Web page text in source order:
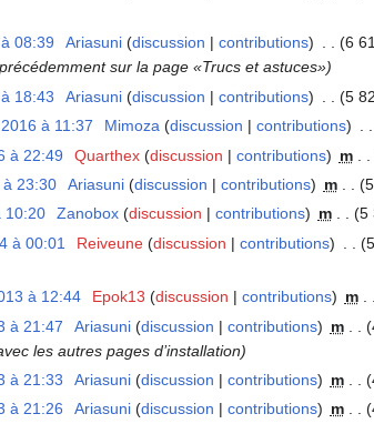
08:39 Ariasuni discussion contributions 6
sur la page «Trucs et astuces»
18:43 Ariasuni discussion contributions 5
à 11:37 Mimoza discussion contributions
à 22:49 Quarthex discussion contributions m
23:30 Ariasuni discussion contributions m
10:20 Zanobox discussion contributions m 5
à 00:01 Reiveune discussion contributions
à 12:44 Epok13 discussion contributions m
à 21:47 Ariasuni discussion contributions m
les autres pages d’installation
à 21:33 Ariasuni discussion contributions m
à 21:26 Ariasuni discussion contributions m